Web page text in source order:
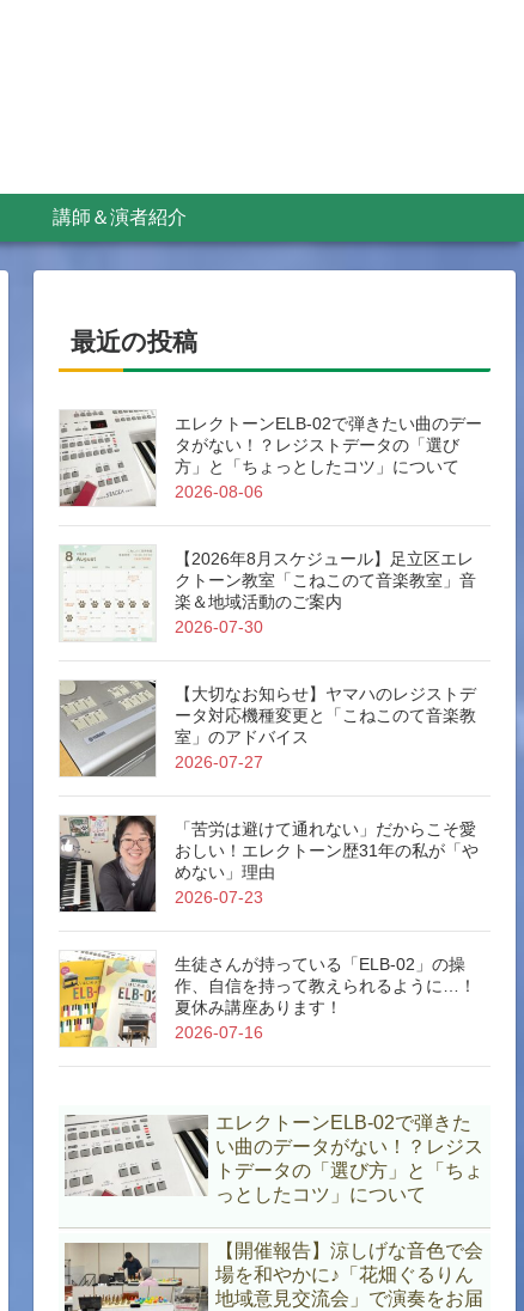
講師＆演者紹介
最近の投稿
エレクトーンELB-02で弾きたい曲のデー
タがない！？レジストデータの「選び
方」と「ちょっとしたコツ」について
2026-08-06
【2026年8月スケジュール】足立区エレ
クトーン教室「こねこのて音楽教室」音
楽＆地域活動のご案内
2026-07-30
【大切なお知らせ】ヤマハのレジストデ
ータ対応機種変更と「こねこのて音楽教
室」のアドバイス
2026-07-27
「苦労は避けて通れない」だからこそ愛
おしい！エレクトーン歴31年の私が「や
めない」理由
2026-07-23
生徒さんが持っている「ELB-02」の操
作、自信を持って教えられるように…！
夏休み講座あります！
2026-07-16
エレクトーンELB-02で弾きた
い曲のデータがない！？レジス
トデータの「選び方」と「ちょ
っとしたコツ」について
【開催報告】涼しげな音色で会
場を和やかに♪「花畑ぐるりん
地域意見交流会」で演奏をお届